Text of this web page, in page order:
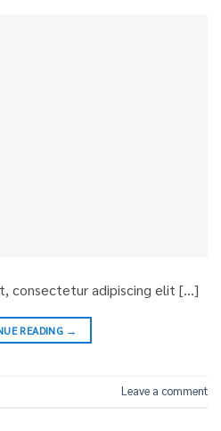
consectetur adipiscing elit […]
READING →
Leave a comment